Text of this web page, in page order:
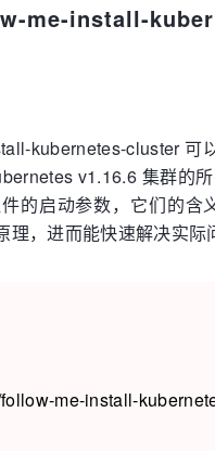
me-install-
kubernetes-cluster 可
v1.16.6 集群的
的启动参数，它们的含
理，进而能快速解决实际
me-install-